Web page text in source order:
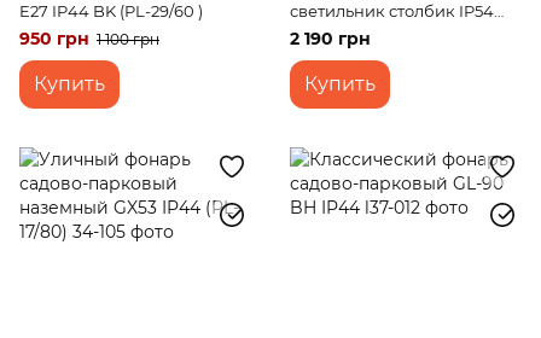
E27 IP44 BK (PL-29/60 )
950 грн 1 100 грн
Купить
светильник столбик IP54
E27 DGY (PL-24/40)
2 190 грн
Купить